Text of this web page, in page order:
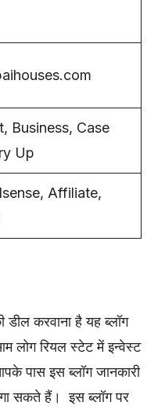
Business, Case
Up
Affiliate,
डील करवाना है यह ब्लॉग
लोग रियल स्टेट में इन्वेस्ट
पास इस ब्लॉग जानकारी
सकते हैं। इस ब्लॉग पर